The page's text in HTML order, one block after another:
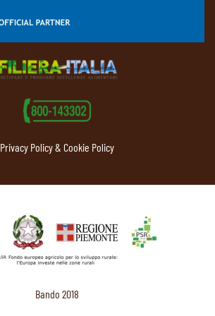
Privacy Policy & Cookie Policy
Bando 2018